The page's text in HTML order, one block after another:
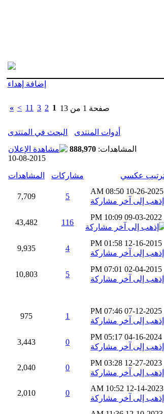
إضافة إهداء
صفحة 1 من 13 1
2
3
11
>
»
أدوات المنتدى
البحث في المنتدى
المشاهدات: 888,970
10-08-2015
مشاركات المشاهدات
10-26-2025
08:50 AM
5
7,709
09-03-2022
10:09 PM
116
43,482
12-16-2015
01:58 PM
4
9,935
02-04-2015
07:01 PM
5
10,803
07-12-2025
07:46 PM
1
975
04-16-2024
05:17 PM
0
3,443
12-27-2023
03:28 PM
0
2,040
12-14-2023
10:52 AM
0
2,010